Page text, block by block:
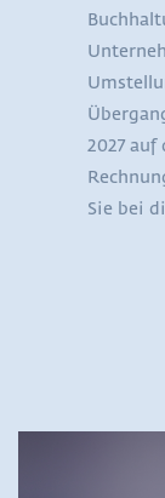
2027 auf
Sie bei